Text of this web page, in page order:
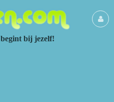
begint bij jezelf!